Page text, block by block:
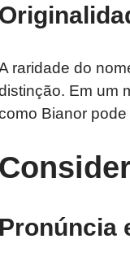
raridade do
Em um
Bianor
Pronúncia